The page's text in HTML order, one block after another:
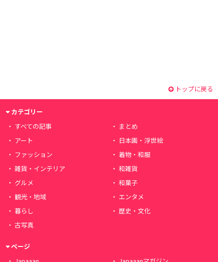
トップに戻る
カテゴリー
すべての記事
まとめ
アート
日本画・浮世絵
ファッション
着物・和服
雑貨・インテリア
和雑貨
グルメ
和菓子
観光・地域
エンタメ
暮らし
歴史・文化
古写真
ページ